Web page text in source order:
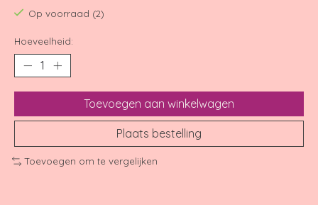
Op voorraad (2)
Hoeveelheid:
Toevoegen aan winkelwagen
Plaats bestelling
Toevoegen om te vergelijken